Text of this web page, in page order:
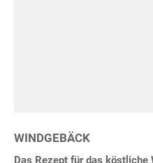
WINDGEBÄCK
Das Rezept für das